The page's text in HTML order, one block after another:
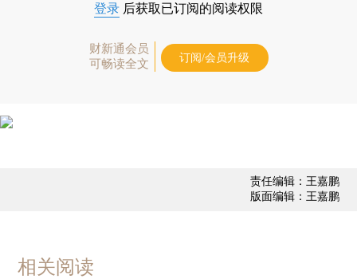
登录 后获取已订阅的阅读权限
财新通会员
可畅读全文
订阅/会员升级
责任编辑：王嘉鹏
版面编辑：王嘉鹏
相关阅读